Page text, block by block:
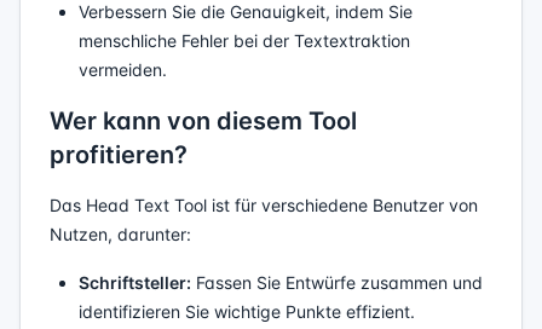
Verbessern Sie die Genauigkeit, indem Sie
menschliche Fehler bei der Textextraktion
vermeiden.
Wer kann von diesem Tool
profitieren?
Das Head Text Tool ist für verschiedene Benutzer von
Nutzen, darunter:
Schriftsteller: Fassen Sie Entwürfe zusammen und
identifizieren Sie wichtige Punkte effizient.